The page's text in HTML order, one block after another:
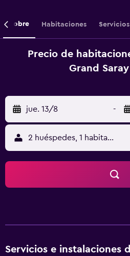
Sobre Habitaciones Servicios
Precio de
Grand
jue. 13/8 -
2 huéspedes, 1 habitación
Servicios e instalaciones